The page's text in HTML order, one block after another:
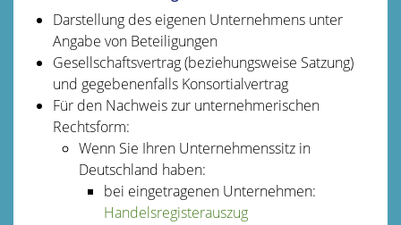
Darstellung des eigenen Unternehmens unter
Angabe von Beteiligungen
Gesellschaftsvertrag (beziehungsweise Satzung)
und gegebenenfalls Konsortialvertrag
Für den Nachweis zur unternehmerischen
Rechtsform:
Wenn Sie Ihren Unternehmenssitz in
Deutschland haben:
bei eingetragenen Unternehmen:
Handelsregisterauszug